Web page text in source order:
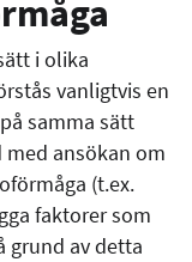
i olika
vanligtvis en
samma sätt
ansökan om
(t.ex.
faktorer som
grund av detta